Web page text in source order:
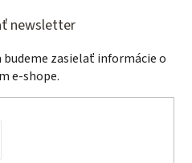
newsletter
zasielať informácie o
e-shope.